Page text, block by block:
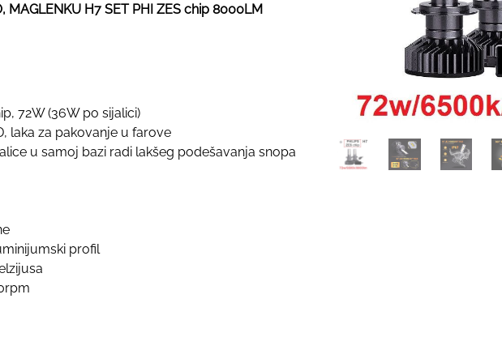
MAGLENKU H7 SET PHI ZES chip 8000LM
72W (36W po sijalici)
laka za pakovanje u farove
u samoj bazi radi lakšeg podešavanja snopa
profil